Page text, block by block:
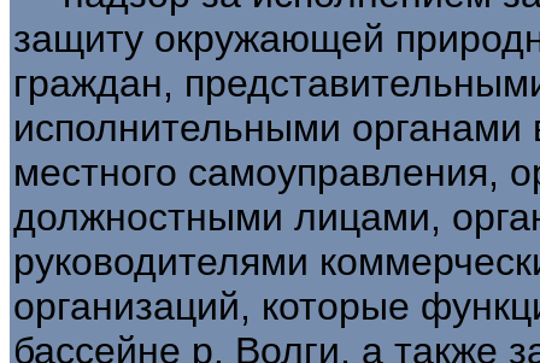
защиту окружающей
граждан,
исполнительными органами
местного самоуправления,
должностными лицами,
руководителями
организаций, которые
бассейне р. Волги, а также